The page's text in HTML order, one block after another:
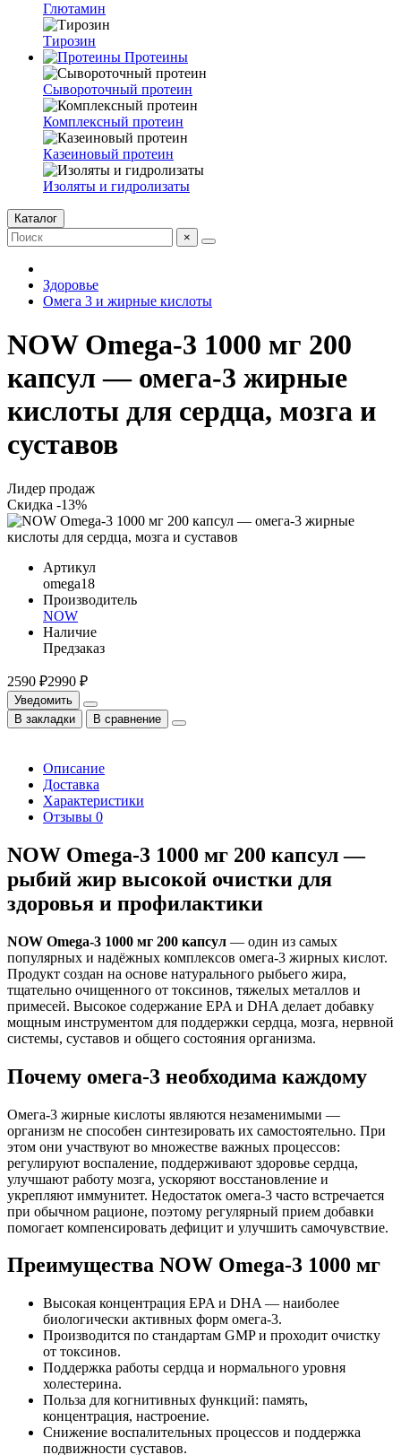
Глютамин
Тирозин
Протеины
Сывороточный протеин
Комплексный протеин
Казеиновый протеин
Изоляты и гидролизаты
Каталог
×
Здоровье
Омега 3 и жирные кислоты
NOW Omega-3 1000 мг 200
капсул — омега-3 жирные
кислоты для сердца, мозга и
суставов
Лидер продаж
Скидка -13%
Артикул
omega18
Производитель
NOW
Наличие
Предзаказ
2590 ₽2990 ₽
Уведомить
В закладки
В сравнение
Описание
Доставка
Характеристики
Отзывы 0
NOW Omega-3 1000 мг 200 капсул —
рыбий жир высокой очистки для
здоровья и профилактики
NOW Omega-3 1000 мг 200 капсул — один из самых
популярных и надёжных комплексов омега-3 жирных кислот.
Продукт создан на основе натурального рыбьего жира,
тщательно очищенного от токсинов, тяжелых металлов и
примесей. Высокое содержание EPA и DHA делает добавку
мощным инструментом для поддержки сердца, мозга, нервной
системы, суставов и общего состояния организма.
Почему омега-3 необходима каждому
Омега-3 жирные кислоты являются незаменимыми —
организм не способен синтезировать их самостоятельно. При
этом они участвуют во множестве важных процессов:
регулируют воспаление, поддерживают здоровье сердца,
улучшают работу мозга, ускоряют восстановление и
укрепляют иммунитет. Недостаток омега-3 часто встречается
при обычном рационе, поэтому регулярный прием добавки
помогает компенсировать дефицит и улучшить самочувствие.
Преимущества NOW Omega-3 1000 мг
Высокая концентрация EPA и DHA — наиболее
биологически активных форм омега-3.
Производится по стандартам GMP и проходит очистку
от токсинов.
Поддержка работы сердца и нормального уровня
холестерина.
Польза для когнитивных функций: память,
концентрация, настроение.
Снижение воспалительных процессов и поддержка
подвижности суставов.